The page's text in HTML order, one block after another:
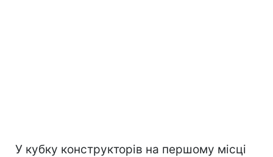
У кубку конструкторів на першому місці